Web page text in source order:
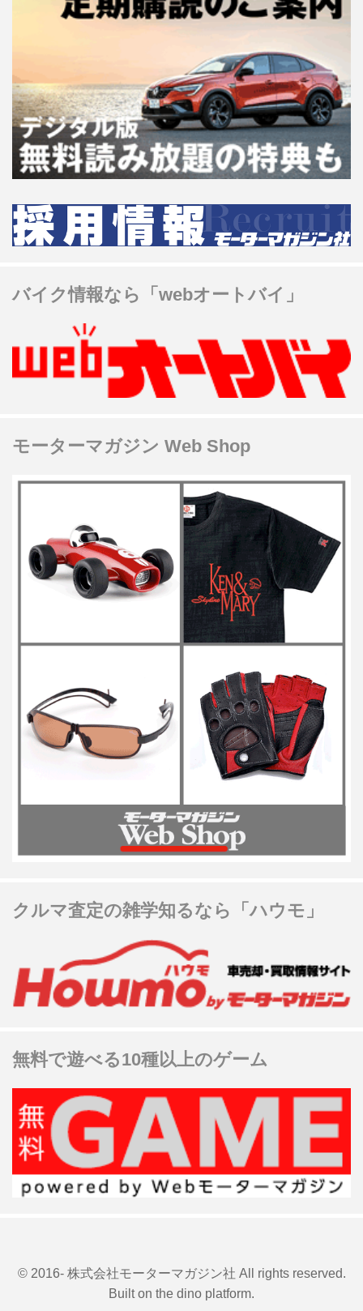
バイク情報なら「webオートバイ」
モーターマガジン Web Shop
クルマ査定の雑学知るなら「ハウモ」
無料で遊べる10種以上のゲーム
© 2016- 株式会社モーターマガジン社 All rights reserved.
Built on the dino platform.